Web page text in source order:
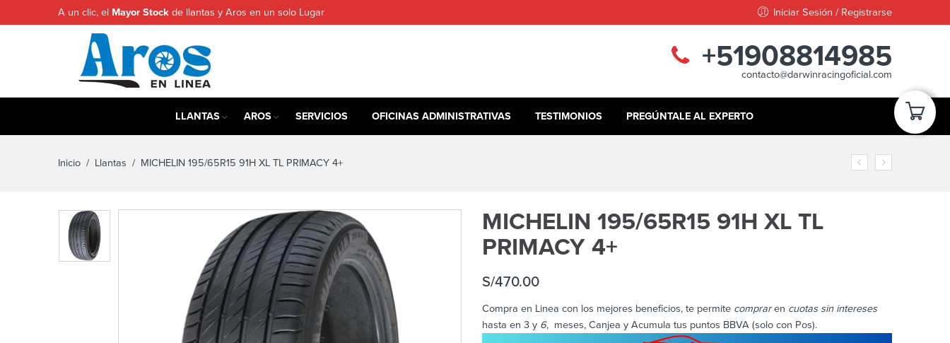
A un clic, el Mayor Stock de llantas y Aros en un solo Lugar Iniciar Sesión / Registrarse
+51908814985
contacto@darwinracingoficial.com
LLANTAS AROS SERVICIOS OFICINAS ADMINISTRATIVAS TESTIMONIOS PREGÚNTALE AL EXPERTO
Inicio / Llantas / MICHELIN 195/65R15 91H XL TL PRIMACY 4+
MICHELIN 195/65R15 91H XL TL
PRIMACY 4+
S/470.00
Compra en Linea con los mejores beneficios, te permite compraren cuotas sin intereses
hasta en 3 y 6, meses, Canjea y Acumula tus puntos BBVA (solo con Pos).